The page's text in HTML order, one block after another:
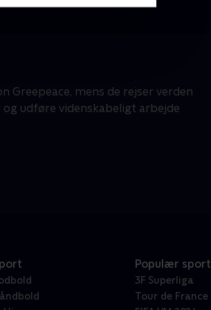
mens de rejser verden
udføre videnskabeligt arbejde
Populær sport
3F Superliga
Tour de France